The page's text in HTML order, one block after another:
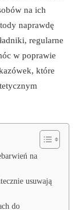
na ich
naprawdę
regularne
w poprawie
które
na
usuwają
do